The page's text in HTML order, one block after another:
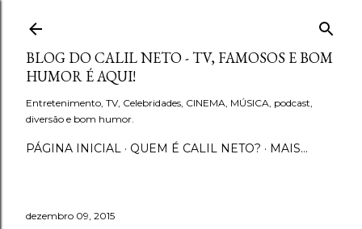
Pular para o conteúdo principal
BLOG DO CALIL NETO - TV, FAMOSOS E BOM
HUMOR É AQUI!
Entretenimento, TV, Celebridades, CINEMA, MÚSICA, podcast,
diversão e bom humor.
PÁGINA INICIAL QUEM É CALIL NETO? MAIS…
dezembro 09, 2015